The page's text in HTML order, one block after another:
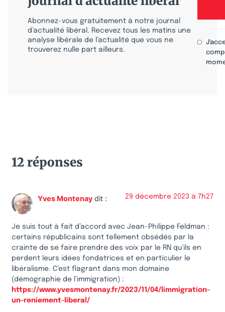
Abonnez-vous gratuitement à notre journal
d’actualité libéral. Recevez tous les matins une
analyse libérale de l’actualité que vous ne
trouverez nulle part ailleurs.
12 réponses
Yves Montenay dit : 29 décembre 2023 à 7h27
Je suis tout à fait d’accord avec Jean-Philippe Feldman :
certains républicains sont tellement obsédés par la
crainte de se faire prendre des voix par le RN qu’ils en
perdent leurs idées fondatrices et en particulier le
libéralisme. C’est flagrant dans mon domaine
(démographie de l’immigration) :
https://www.yvesmontenay.fr/2023/11/04/limmigration-
un-reniement-liberal/